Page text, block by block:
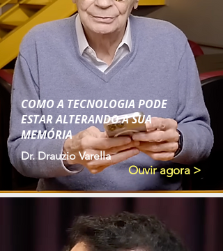
COMO A TECNOLOGIA PODE
ESTAR ALTERANDO A SUA
MEMÓRIA
Dr. Drauzio Varella
Ouvir agora >